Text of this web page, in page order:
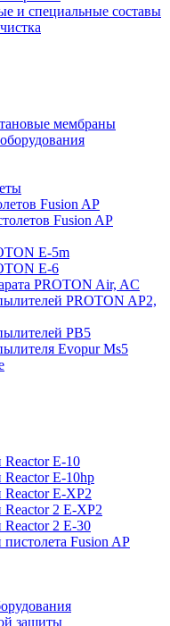
и специальные составы
мембраны
Fusion AP
Fusion AP
E-5m
E-6
PROTON Air, AC
PROTON AP2,
РВ5
Evopur Ms5
Reactor E-10
Reactor E-10hp
Reactor E-XP2
Reactor 2 E-XP2
Reactor 2 E-30
Fusion AP
защиты